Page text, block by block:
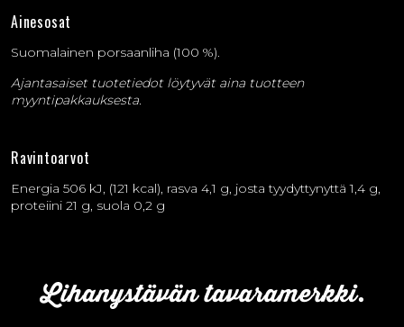
Ainesosat
Suomalainen porsaanliha (100 %).
Ajantasaiset tuotetiedot löytyvät aina tuotteen
myyntipakkauksesta.
Ravintoarvot
Energia 506 kJ, (121 kcal), rasva 4,1 g, josta tyydyttynyttä 1,4 g,
proteiini 21 g, suola 0,2 g